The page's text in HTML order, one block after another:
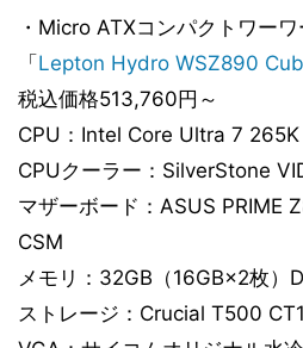
・Micro ATXコンパクトワー
「Lepton Hydro WSZ890
税込価格513,760円～
CPU：Intel Core Ultra 7 265K
CPUクーラー：SilverStone
マザーボード：ASUS PRIME
CSM
メモリ：32GB（16GB×2枚）
ストレージ：Crucial T500